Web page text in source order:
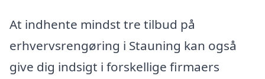
At indhente mindst tre tilbud på
erhvervsrengøring i Stauning kan også
give dig indsigt i forskellige firmaers